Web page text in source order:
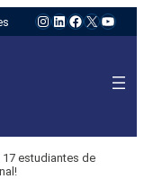
Instagram
LinkedIn
Facebook
X
17 estudiantes de